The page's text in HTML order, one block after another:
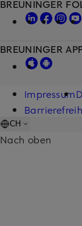
BREUNINGER
BREUNINGER
Impressum
CH
Nach oben